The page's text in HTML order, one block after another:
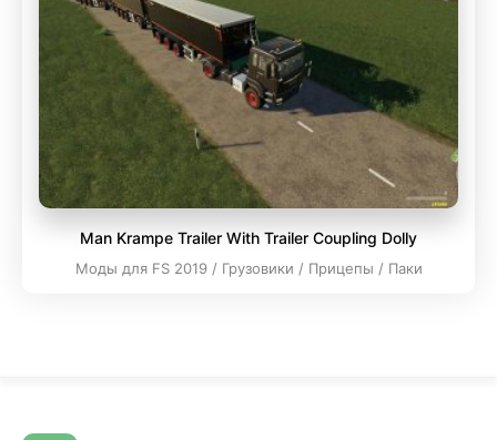
Man Krampe Trailer With Trailer Coupling Dolly
Моды для FS 2019 / Грузовики / Прицепы / Паки